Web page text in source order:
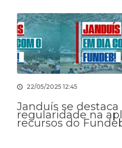
22/05/2025 12:45
Janduís se destaca
regularidade na
recursos do